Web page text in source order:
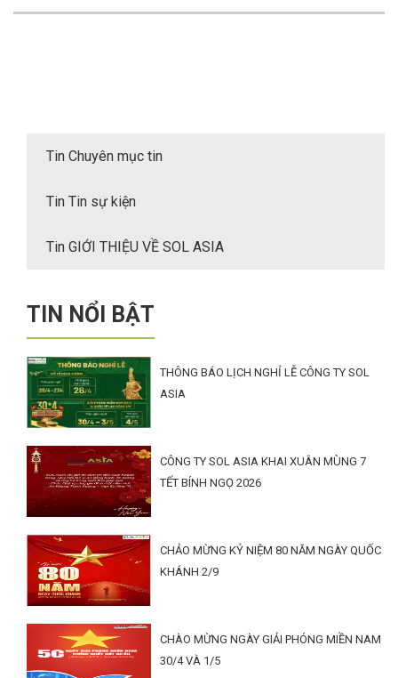
Tin Chuyên mục tin
Tin Tin sự kiện
Tin GIỚI THIỆU VỀ SOL ASIA
TIN NỔI BẬT
THÔNG BÁO LỊCH NGHỈ LỄ CÔNG TY SOL
ASIA
CÔNG TY SOL ASIA KHAI XUÂN MÙNG 7
TẾT BÍNH NGỌ 2026
CHẢO MỪNG KỶ NIỆM 80 NĂM NGÀY QUỐC
KHÁNH 2/9
CHÀO MỪNG NGÀY GIẢI PHÓNG MIỀN NAM
30/4 VÀ 1/5